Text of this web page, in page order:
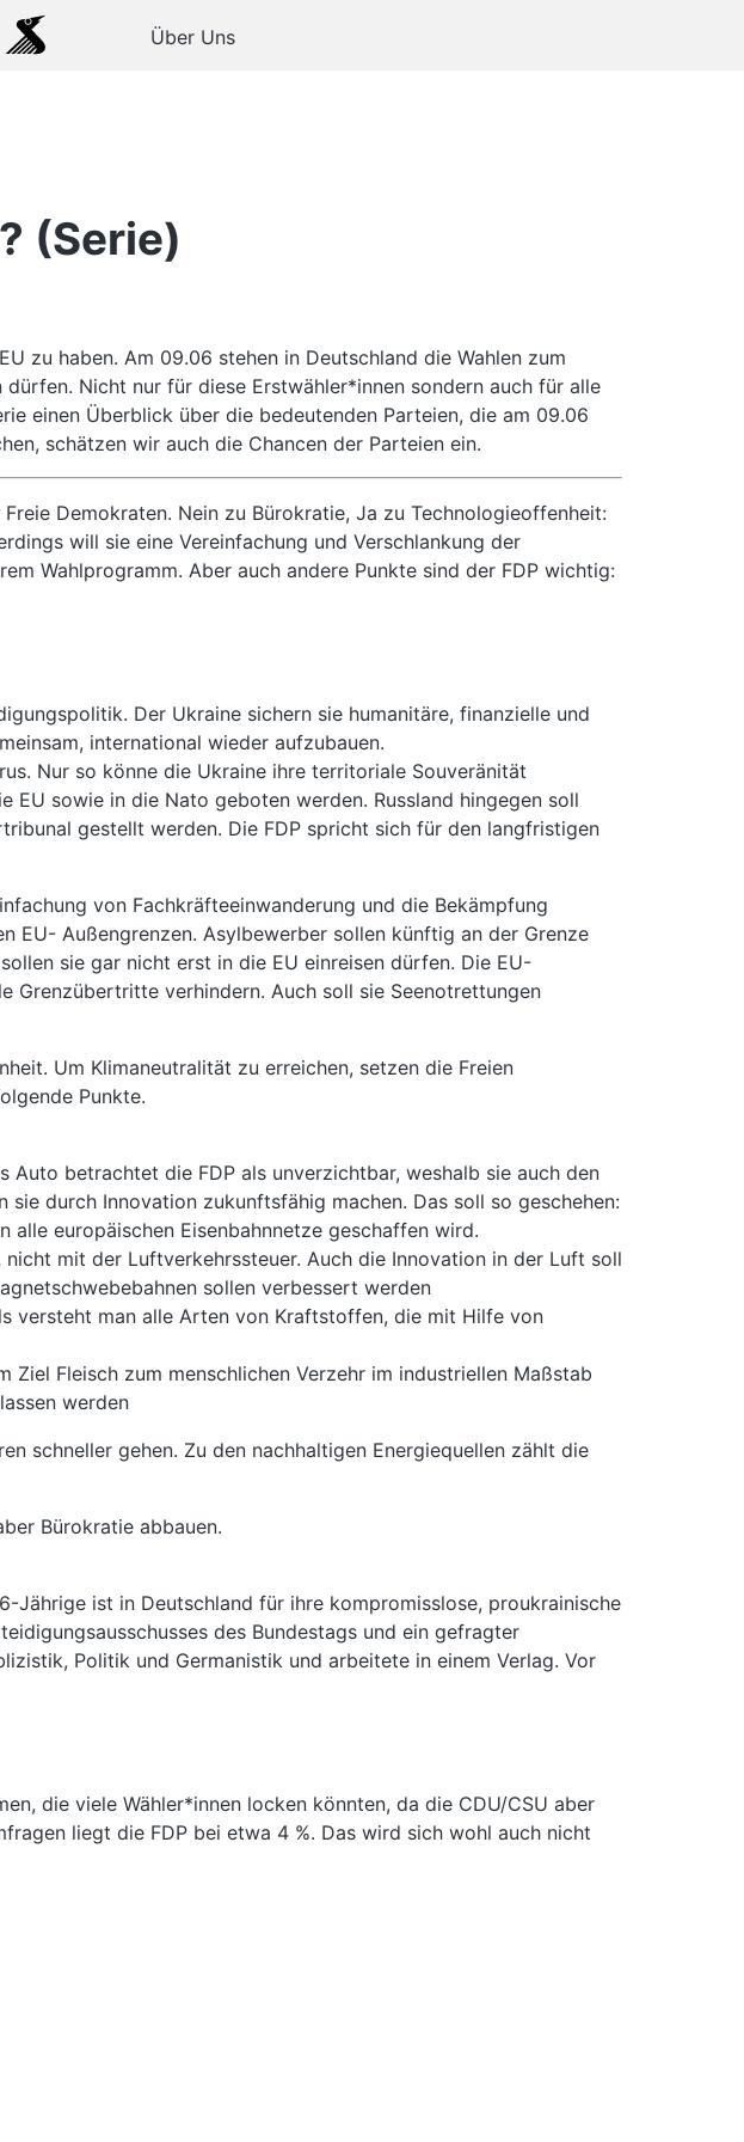
Über Uns
(Serie)
zu haben. Am 09.06 stehen in Deutschland die Wahlen zum
Nicht nur für diese Erstwähler*innen sondern auch für alle
einen Überblick über die bedeutenden Parteien, die am 09.06
schätzen wir auch die Chancen der Parteien ein.
Demokraten. Nein zu Bürokratie, Ja zu Technologieoffenheit:
will sie eine Vereinfachung und Verschlankung der
Wahlprogramm. Aber auch andere Punkte sind der FDP wichtig:
Der Ukraine sichern sie humanitäre, finanzielle und
international wieder aufzubauen.
Nur so könne die Ukraine ihre territoriale Souveränität
sowie in die Nato geboten werden. Russland hingegen soll
gestellt werden. Die FDP spricht sich für den langfristigen
von Fachkräfteeinwanderung und die Bekämpfung
EU- Außengrenzen. Asylbewerber sollen künftig an der Grenze
sie gar nicht erst in die EU einreisen dürfen. Die EU-
Grenzübertritte verhindern. Auch soll sie Seenotrettungen
Um Klimaneutralität zu erreichen, setzen die Freien
Punkte.
betrachtet die FDP als unverzichtbar, weshalb sie auch den
durch Innovation zukunftsfähig machen. Das soll so geschehen:
alle europäischen Eisenbahnnetze geschaffen wird.
mit der Luftverkehrssteuer. Auch die Innovation in der Luft soll
sollen verbessert werden
versteht man alle Arten von Kraftstoffen, die mit Hilfe von
Fleisch zum menschlichen Verzehr im industriellen Maßstab
werden
schneller gehen. Zu den nachhaltigen Energiequellen zählt die
Bürokratie abbauen.
Jährige ist in Deutschland für ihre kompromisslose, proukrainische
des Bundestags und ein gefragter
Politik und Germanistik und arbeitete in einem Verlag. Vor
die viele Wähler*innen locken könnten, da die CDU/CSU aber
liegt die FDP bei etwa 4 %. Das wird sich wohl auch nicht